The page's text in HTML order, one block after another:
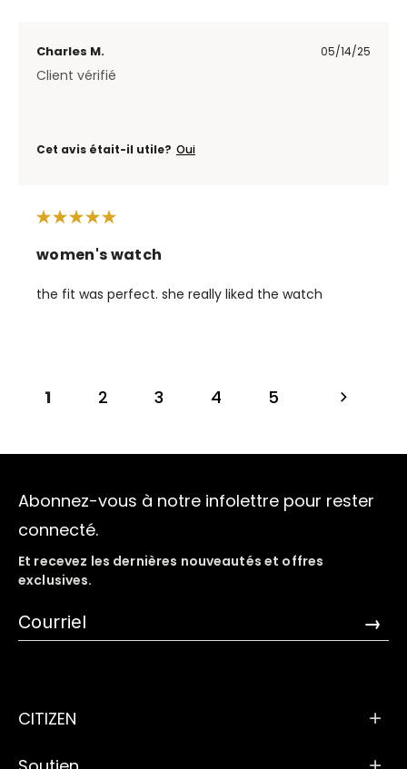
Charles M. 05/14/25
Client vérifié
Cet avis était-il utile? Oui
women's watch
the fit was perfect. she really liked the watch
1 2 3 4 5
Abonnez-vous à notre infolettre pour rester
connecté.
Et recevez les dernières nouveautés et offres
exclusives.
→
CITIZEN